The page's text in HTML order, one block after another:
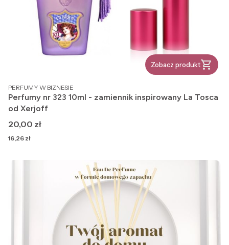
Zobacz produkt
PRODUCENT
PERFUMY W BIZNESIE
Perfumy nr 323 10ml - zamiennik inspirowany La Tosca
od Xerjoff
Cena
20,00 zł
Cena
16,26 zł